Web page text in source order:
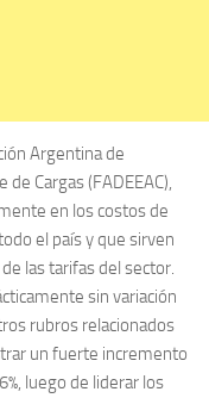
Argentina de
Cargas (FADEEAC),
en los costos de
el país y que sirven
las tarifas del sector.
sin variación
rubros relacionados
un fuerte incremento
luego de liderar los